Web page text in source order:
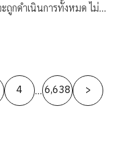
ถูกดำเนินการทั้งหมด ไม่มี
4 … 6,638 >